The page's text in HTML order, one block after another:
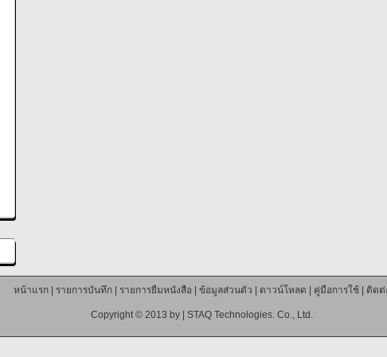
หน้าแรก| รายการบันทึก| รายการยืมหนังสือ ข้อมูลส่วนตัว ดาวน์โหลด คู่มือการใช้| ติดต่
Copyright © 2013 by | STAQ Technologies. Co., Ltd.